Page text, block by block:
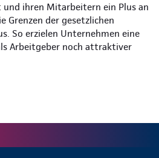
ihren Mitarbeitern ein Plus an
Grenzen der gesetzlichen
So erzielen Unternehmen eine
Arbeitgeber noch attraktiver